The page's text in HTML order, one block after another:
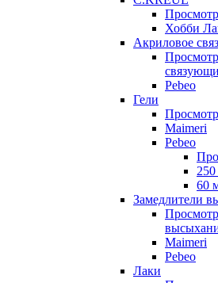
Хобби
Акриловое
Pebeo
Гели
Maimeri
Pebeo
60
Замедлители
Maimeri
Pebeo
Лаки